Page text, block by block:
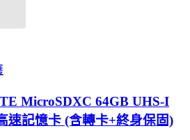
MicroSDXC 64GB UHS-I
速記憶卡 (含轉卡+終身保固)